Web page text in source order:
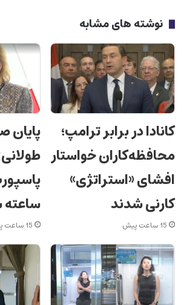
نوشته های مشابه
کانادا در برابر ترامپ؛
محافظه‌کاران خواستار
افشای «استراتژی»
کارنی شدند
15 ساعت پیش 15 ساعت پیش